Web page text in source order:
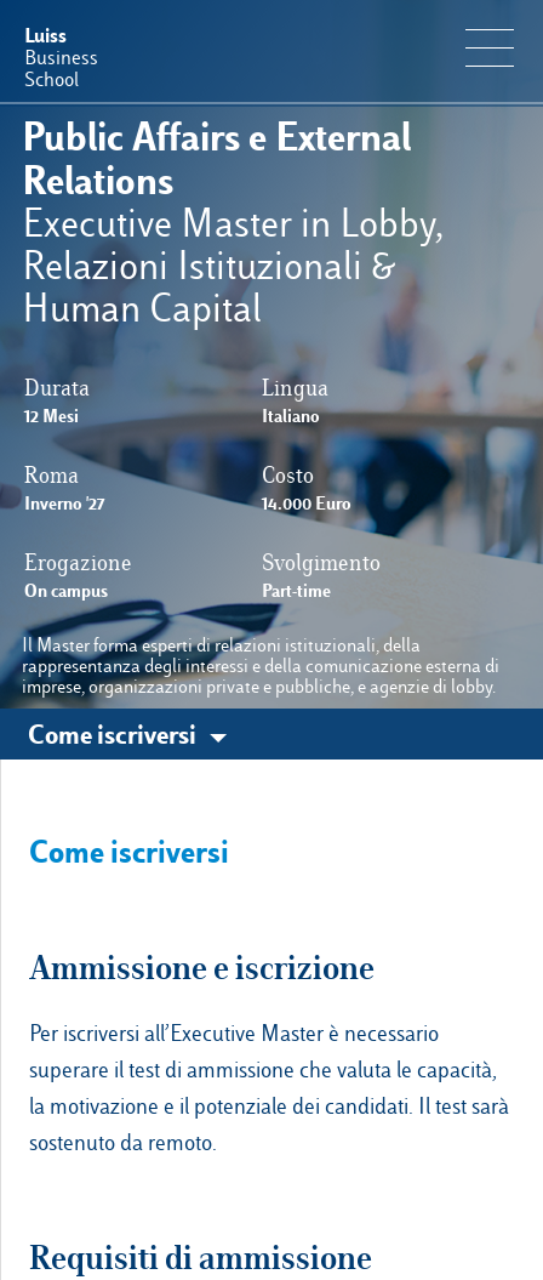
Luiss
Business
School
Offerta Formativa
Perché Luiss Business School
Faculty & Ricerca
News & Eventi
Operation & Students’ Experience
Le nostre sedi
Luiss.it Alumni
Public Affairs e External
Relations
Executive Master in Lobby,
Relazioni Istituzionali &
Human Capital
Durata
12 Mesi
Lingua
Italiano
Roma
Inverno '27
Costo
14.000 Euro
Erogazione
On campus
Svolgimento
Part-time
Il Master forma esperti di relazioni istituzionali, della
rappresentanza degli interessi e della comunicazione esterna di
imprese, organizzazioni private e pubbliche, e agenzie di lobby.
Come iscriversi
Come iscriversi
Ammissione e iscrizione
Per iscriversi all’Executive Master è necessario
superare il test di ammissione che valuta le capacità,
la motivazione e il potenziale dei candidati. Il test sarà
sostenuto da remoto.
Requisiti di ammissione